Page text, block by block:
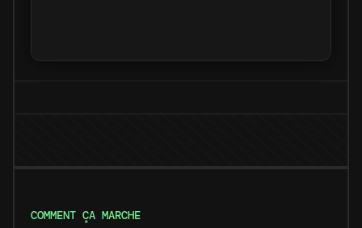
COMMENT ÇA MARCHE